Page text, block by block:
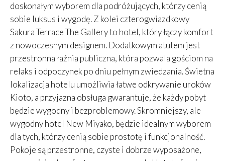
doskonałym wyborem dla podróżujących, którzy cenią
sobie luksus i wygodę. Z kolei czterogwiazdkowy
Sakura Terrace The Gallery to hotel, który łączy komfort
z nowoczesnym designem. Dodatkowym atutem jest
przestronna łaźnia publiczna, która pozwala gościom na
relaks i odpoczynek po dniu pełnym zwiedzania. Świetna
lokalizacja hotelu umożliwia łatwe odkrywanie uroków
Kioto, a przyjazna obsługa gwarantuje, że każdy pobyt
będzie wygodny i bezproblemowy. Skromniejszy, ale
wygodny hotel New Miyako, będzie idealnym wyborem
dla tych, którzy cenią sobie prostotę i funkcjonalność.
Pokoje są przestronne, czyste i dobrze wyposażone,